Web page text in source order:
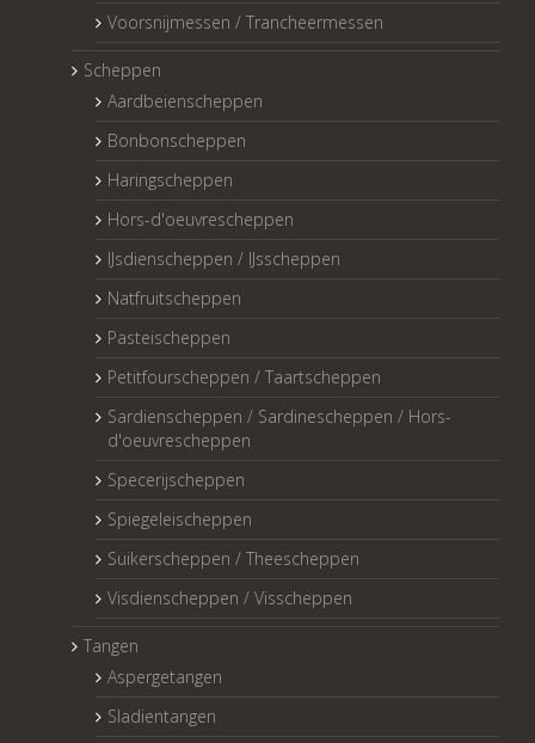
Voorsnijmessen / Trancheermessen
Scheppen
Aardbeienscheppen
Bonbonscheppen
Haringscheppen
Hors-d'oeuvrescheppen
IJsdienscheppen / IJsscheppen
Natfruitscheppen
Pasteischeppen
Petitfourscheppen / Taartscheppen
Sardienscheppen / Sardinescheppen / Hors-
d'oeuvrescheppen
Specerijscheppen
Spiegeleischeppen
Suikerscheppen / Theescheppen
Visdienscheppen / Visscheppen
Tangen
Aspergetangen
Sladientangen